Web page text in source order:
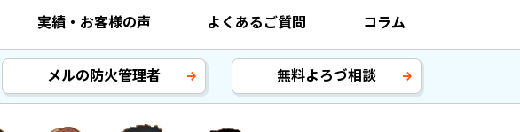
実績・お客様の声 よくあるご質問 コラム
メルの防火管理者 無料よろづ相談